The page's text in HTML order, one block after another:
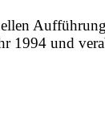
1994 und